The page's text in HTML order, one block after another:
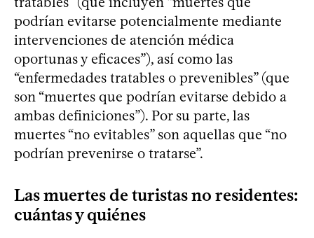
podrían evitarse potencialmente mediante
intervenciones de atención médica
oportunas y eficaces”), así como las
“enfermedades tratables o prevenibles” (que
son “muertes que podrían evitarse debido a
ambas definiciones”). Por su parte, las
muertes “no evitables” son aquellas que “no
podrían prevenirse o tratarse”.
Las muertes de turistas no residentes:
cuántas y quiénes